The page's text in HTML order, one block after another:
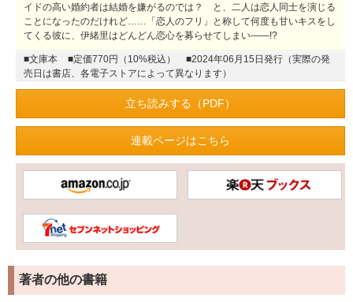
イドの高い婚約者は結婚を嫌がるのでは？ と、二人は恋人同士を演じる
ことになったのだけれど……「恋人のフリ」と称して何度も甘いキスをし
てくる彼に、伊緒里はどんどん恋心を募らせてしまい――!?
■文庫本 ■定価770円（10%税込）
■2024年06月15日発行（実際の発
売日は書店、各電子ストアによって異なります）
立ち読みする（PDF）
連載ページはこちら
著者の他の書籍